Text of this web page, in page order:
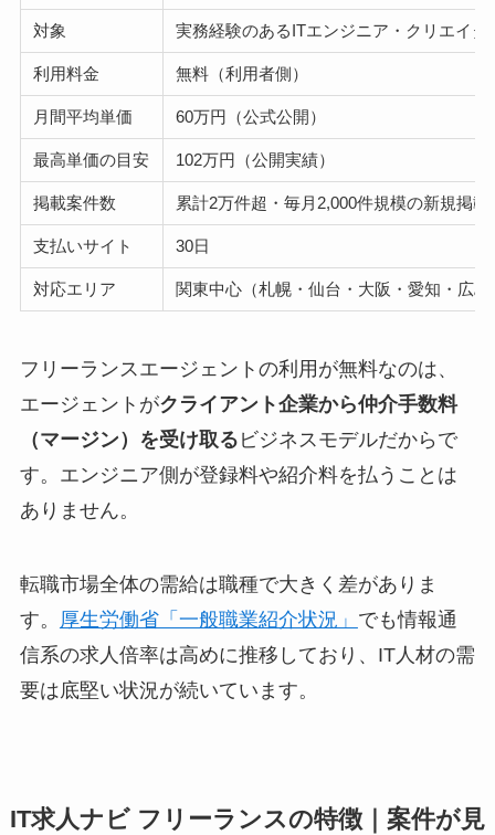
対象 実務経験のあるITエンジニア・クリエイタ
利用料金 無料（利用者側）
月間平均単価 60万円（公式公開）
最高単価の目安 102万円（公開実績）
掲載案件数 累計2万件超・毎月2,000件規模の新規掲載
支払いサイト 30日
対応エリア 関東中心（札幌・仙台・大阪・愛知・広
フリーランスエージェントの利用が無料なのは、
エージェントがクライアント企業から仲介手数料
（マージン）を受け取る ビジネスモデルだからで
す。エンジニア側が登録料や紹介料を払うことは
ありません。
転職市場全体の需給は職種で大きく差がありま
す。 厚生労働省「一般職業紹介状況」 でも情報通
信系の求人倍率は高めに推移しており、IT人材の需
要は底堅い状況が続いています。
IT求人ナビ フリーランスの特徴｜案件が見